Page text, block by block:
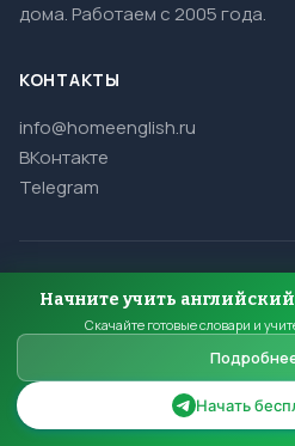
дома. Работаем с 2005 года.
КОНТАКТЫ
info@homeenglish.ru
ВКонтакте
Telegram
© 2005–2026
Копирование
Начните учить
Скачайте готовые словари и
Начать